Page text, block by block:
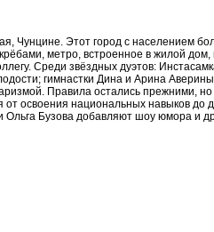
Чунцине. Этот город с населением
метро, встроенное в жилой дом,
Среди звёздных дуэтов:
гимнастки Дина и Арина
Правила остались прежними,
освоения национальных навыков до
Бузова добавляют шоу юмора и